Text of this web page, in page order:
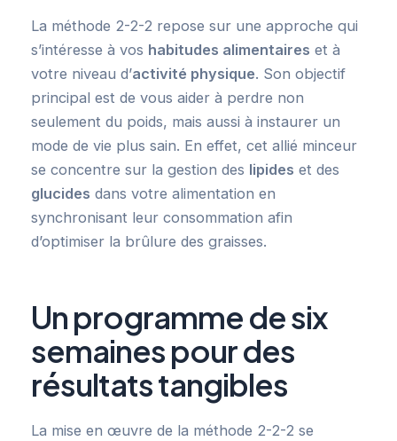
La méthode 2-2-2 repose sur une approche qui
s’intéresse à vos habitudes alimentaires et à
votre niveau d’activité physique. Son objectif
principal est de vous aider à perdre non
seulement du poids, mais aussi à instaurer un
mode de vie plus sain. En effet, cet allié minceur
se concentre sur la gestion des lipides et des
glucides dans votre alimentation en
synchronisant leur consommation afin
d’optimiser la brûlure des graisses.
Un programme de six
semaines pour des
résultats tangibles
La mise en œuvre de la méthode 2-2-2 se